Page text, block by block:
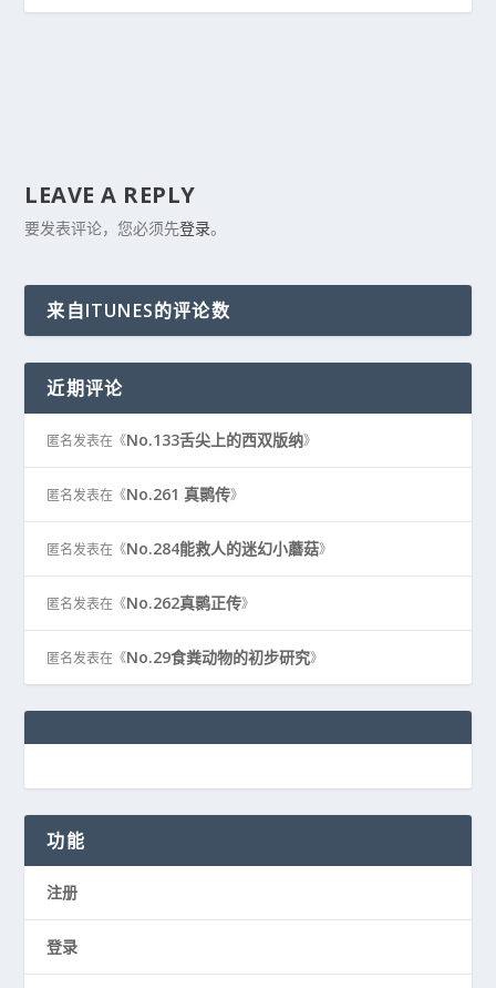
LEAVE A REPLY
要发表评论，您必须先登录。
来自ITUNES的评论数
近期评论
匿名发表在《No.133舌尖上的西双版纳》
匿名发表在《No.261 真鹮传》
匿名发表在《No.284能救人的迷幻小蘑菇》
匿名发表在《No.262真鹮正传》
匿名发表在《No.29食粪动物的初步研究》
功能
注册
登录